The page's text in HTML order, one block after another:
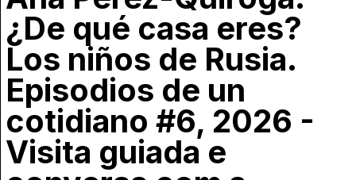
Classificados
Ver todos
Enviar
Agenda
Espetáculos
Exposições
Eventos
Por Localidade
Locais
Mapa
Crítica
COFFEELABS
Workshops
Cursos Curtos
Formadores
Recursos
Links úteis
Sobre
¿De qué casa eres?
Los niños de Rusia.
Episodios de un
cotidiano #6, 2026 -
Visita guiada e